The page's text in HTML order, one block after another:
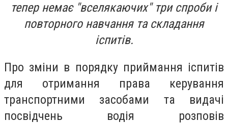
тепер немає "вселякаючих" три спроби і
повторного навчання та складання
іспитів.
Про зміни в порядку приймання іспитів
для отримання права керування
транспортними засобами та видачі
посвідчень водія розповів